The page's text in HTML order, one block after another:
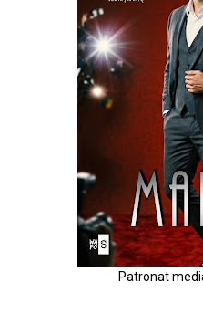
Patronat